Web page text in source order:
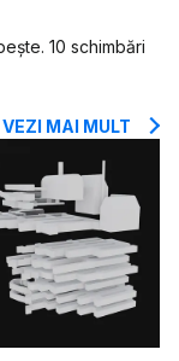
10 schimbări
VEZI MAI MULT